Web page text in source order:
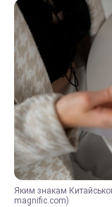
Яким знакам
magnific.com)